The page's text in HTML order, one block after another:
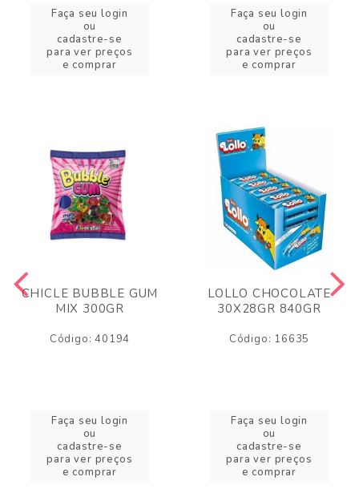
Faça seu login
ou
cadastre-se
para ver preços
e comprar
Faça seu login
ou
cadastre-se
para ver preços
e comprar
CHICLE BUBBLE GUM
MIX 300GR
Código: 40194
Faça seu login
ou
cadastre-se
para ver preços
e comprar
LOLLO CHOCOLATE
30X28GR 840GR
Código: 16635
Faça seu login
ou
cadastre-se
para ver preços
e comprar